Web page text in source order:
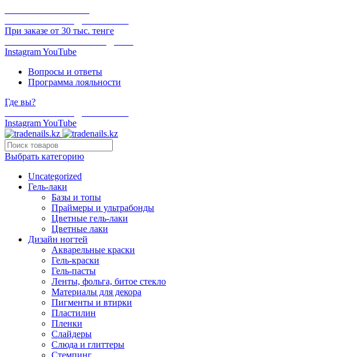
При заказе от 30 тыс. тенге
InstagramYouTube
Вопросы и ответы
Программа лояльности
Где вы?
InstagramYouTube
Выбрать категорию
Uncategorized
Гель-лаки
Базы и топы
Праймеры и ультрабонды
Цветные гель-лаки
Цветные лаки
Дизайн ногтей
Акварельные краски
Гель-краски
Гель-пасты
Ленты, фольга, битое стекло
Материалы для декора
Пигменты и втирки
Пластилин
Пленки
Слайдеры
Слюда и глиттеры
Стемпинг